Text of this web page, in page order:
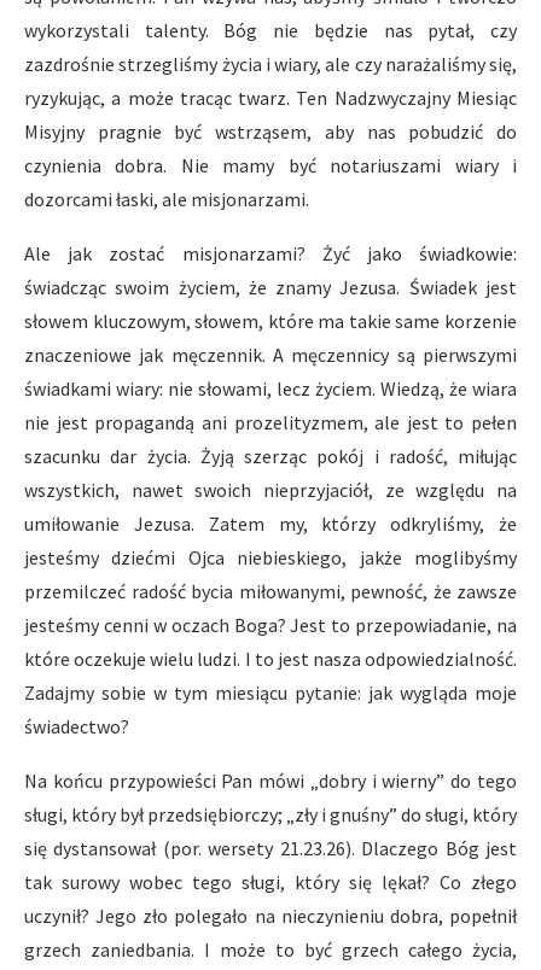
wykorzystali talenty. Bóg nie będzie nas pytał, czy
zazdrośnie strzegliśmy życia i wiary, ale czy narażaliśmy się,
ryzykując, a może tracąc twarz. Ten Nadzwyczajny Miesiąc
Misyjny pragnie być wstrząsem, aby nas pobudzić do
czynienia dobra. Nie mamy być notariuszami wiary i
dozorcami łaski, ale misjonarzami.
Ale jak zostać misjonarzami? Żyć jako świadkowie:
świadcząc swoim życiem, że znamy Jezusa. Świadek jest
słowem kluczowym, słowem, które ma takie same korzenie
znaczeniowe jak męczennik. A męczennicy są pierwszymi
świadkami wiary: nie słowami, lecz życiem. Wiedzą, że wiara
nie jest propagandą ani prozelityzmem, ale jest to pełen
szacunku dar życia. Żyją szerząc pokój i radość, miłując
wszystkich, nawet swoich nieprzyjaciół, ze względu na
umiłowanie Jezusa. Zatem my, którzy odkryliśmy, że
jesteśmy dziećmi Ojca niebieskiego, jakże moglibyśmy
przemilczeć radość bycia miłowanymi, pewność, że zawsze
jesteśmy cenni w oczach Boga? Jest to przepowiadanie, na
które oczekuje wielu ludzi. I to jest nasza odpowiedzialność.
Zadajmy sobie w tym miesiącu pytanie: jak wygląda moje
świadectwo?
Na końcu przypowieści Pan mówi „dobry i wierny” do tego
sługi, który był przedsiębiorczy; „zły i gnuśny” do sługi, który
się dystansował (por. wersety 21.23.26). Dlaczego Bóg jest
tak surowy wobec tego sługi, który się lękał? Co złego
uczynił? Jego zło polegało na nieczynieniu dobra, popełnił
grzech zaniedbania. I może to być grzech całego życia,